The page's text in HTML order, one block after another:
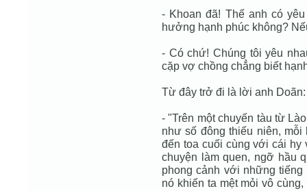
- Khoan đã! Thế anh có
hưởng hạnh phúc không?
- Có chứ! Chúng tôi yêu
cặp vợ chồng chẳng biết
Từ đây trở đi là lời anh Doãn:
- "Trên một chuyến tàu từ
như số đông thiếu niên,
đến toa cuối cùng với cái hy
chuyện làm quen, ngỡ hầu
phong cảnh với những
nó khiến ta mệt mỏi vô